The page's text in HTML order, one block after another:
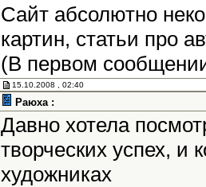
Сайт абсолютно
картин, статьи про
(В первом
15.10.2008 , 02:40
Раюха :
Давно хотела
творческих успех,
художниках